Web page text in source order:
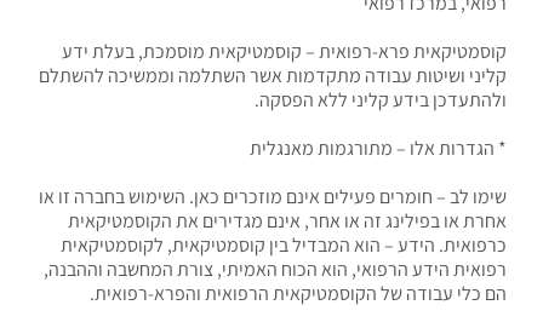
קוסמטיקאית פרא-רפואית – קוסמטיקאית מוסמכת, בעלת ידע
קליני ושיטות עבודה מתקדמות אשר השתלמה וממשיכה להשתלם
ולהתעדכן בידע קליני ללא הפסקה.
* הגדרות אלו – מתורגמות מאנגלית
שימו לב – חומרים פעילים אינם מוזכרים כאן. השימוש בחברה זו או
אחרת או בפילינג זה או אחר, אינם מגדירים את הקוסמטיקאית
כרפואית. הידע – הוא המבדיל בין קוסמטיקאית, לקוסמטיקאית
רפואית הידע הרפואי, הוא הכוח האמיתי, צורת המחשבה וההבנה,
הם כלי עבודה של הקוסמטיקאית הרפואית והפרא-רפואית.